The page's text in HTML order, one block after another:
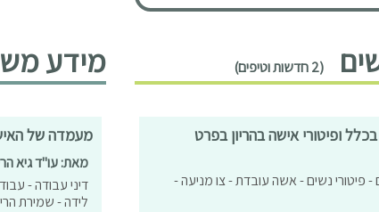
(2 חדשות וטיפים)
ופיטורי אישה בהריון בפרט
- פיטורי נשים - אשה עובדת - צו מניעה -
מידע
מעמדה של
מאת: עו"ד גיא
דיני עבודה -
לידה - שמירת